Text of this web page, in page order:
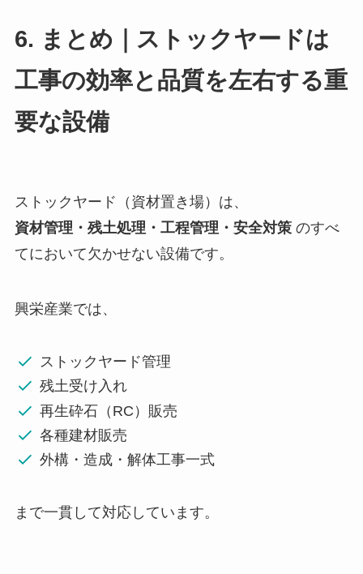
6. まとめ｜ストックヤードは
工事の効率と品質を左右する重
要な設備
ストックヤード（資材置き場）は、
資材管理・残土処理・工程管理・安全対策のすべ
てにおいて欠かせない設備です。
興栄産業では、
ストックヤード管理
残土受け入れ
再生砕石（RC）販売
各種建材販売
外構・造成・解体工事一式
まで一貫して対応しています。